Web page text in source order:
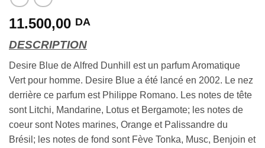
11.500,00 DA
DESCRIPTION
Desire Blue de Alfred Dunhill est un parfum Aromatique
Vert pour homme. Desire Blue a été lancé en 2002. Le nez
derrière ce parfum est Philippe Romano. Les notes de tête
sont Litchi, Mandarine, Lotus et Bergamote; les notes de
coeur sont Notes marines, Orange et Palissandre du
Brésil; les notes de fond sont Fève Tonka, Musc, Benjoin et